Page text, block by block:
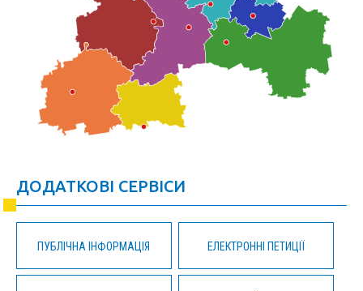
ДОДАТКОВІ СЕРВІСИ
ПУБЛІЧНА ІНФОРМАЦІЯ ЕЛЕКТРОННІ ПЕТИЦІЇ